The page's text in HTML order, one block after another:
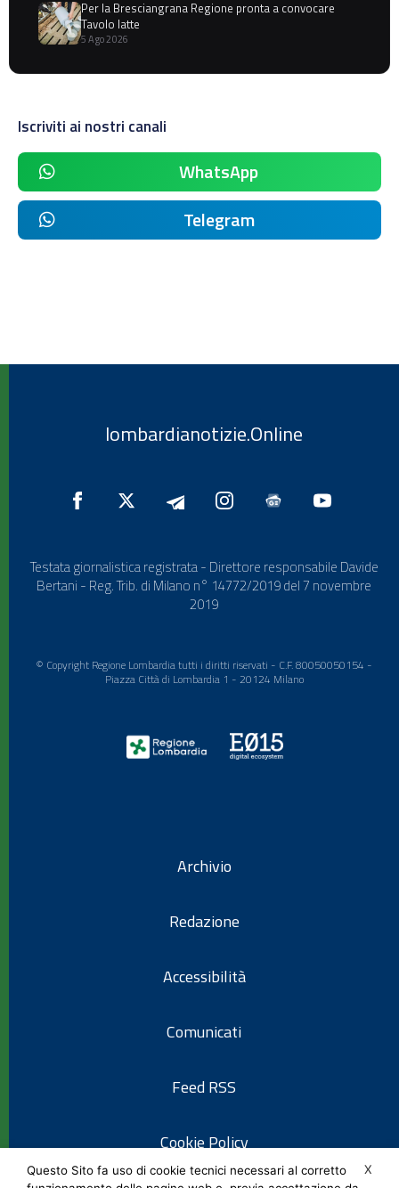
Per la Bresciangrana Regione pronta a convocare
Tavolo latte
5 Ago 2026
Iscriviti ai nostri canali
WhatsApp
Telegram
lombardianotizie.Online
Testata giornalistica registrata - Direttore responsabile Davide
Bertani - Reg. Trib. di Milano n° 14772/2019 del 7 novembre
2019
© Copyright Regione Lombardia tutti i diritti riservati - C.F. 80050050154 -
Piazza Città di Lombardia 1 - 20124 Milano
Archivio
Redazione
Accessibilità
Comunicati
Feed RSS
Cookie Policy
X
Questo Sito fa uso di cookie tecnici necessari al corretto